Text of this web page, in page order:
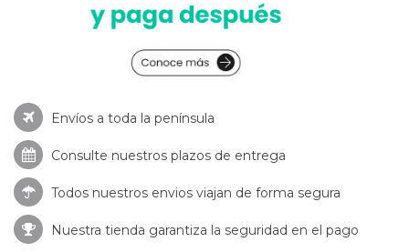
Envíos a toda la península
Consulte nuestros plazos de entrega
Todos nuestros envios viajan de forma segura
Nuestra tienda garantiza la seguridad en el pago